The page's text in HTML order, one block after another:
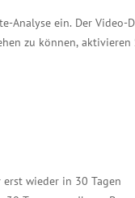
Analyse ein. Der Video-
zu können, aktivieren
wieder in 30 Tagen
und
Tel.: